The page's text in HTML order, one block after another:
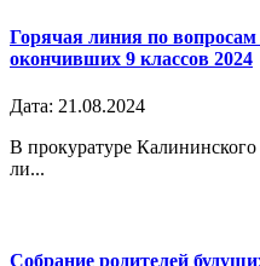
Горячая линия по
окончивших 9 классов 2024
Дата: 21.08.2024
В прокуратуре Калининского
ли...
Собрание родителей